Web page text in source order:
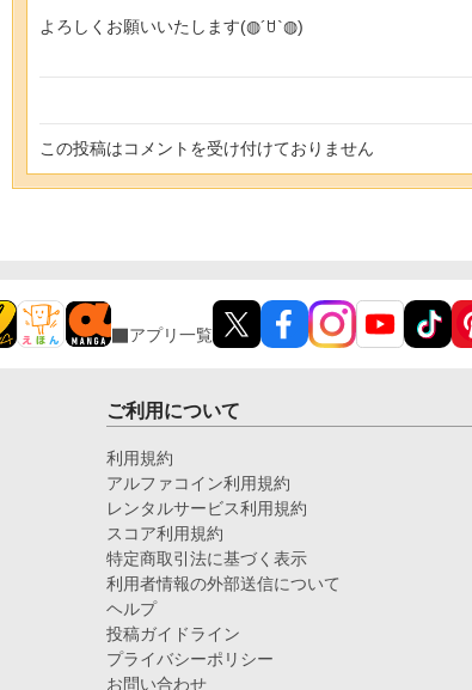
よろしくお願いいたします(◍´ꇴ`◍)
この投稿はコメントを受け付けておりません
アプリ一覧
ご利用について
利用規約
アルファコイン利用規約
レンタルサービス利用規約
スコア利用規約
特定商取引法に基づく表示
利用者情報の外部送信について
ヘルプ
投稿ガイドライン
プライバシーポリシー
お問い合わせ